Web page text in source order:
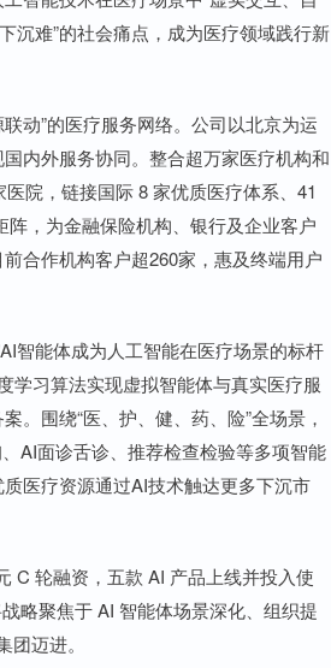
沉难”的社会痛点，成为医疗领域践行新
动”的医疗服务网络。公司以北京为运
内外服务协同。整合超万家医疗机构和
院，链接国际 8 家优质医疗体系、41
阵，为金融保险机构、银行及企业客户
合作机构客户超260家，惠及终端用户
智能体成为人工智能在医疗场景的标杆
习算法实现虚拟智能体与真实医疗服
。围绕“医、护、健、药、险”全场景，
AI面诊舌诊、推荐检查检验等多项智能
医疗资源通过AI技术触达更多下沉市
C 轮融资，五款 AI 产品上线并投入使
略聚焦于 AI 智能体场景深化、组织提
迈进。